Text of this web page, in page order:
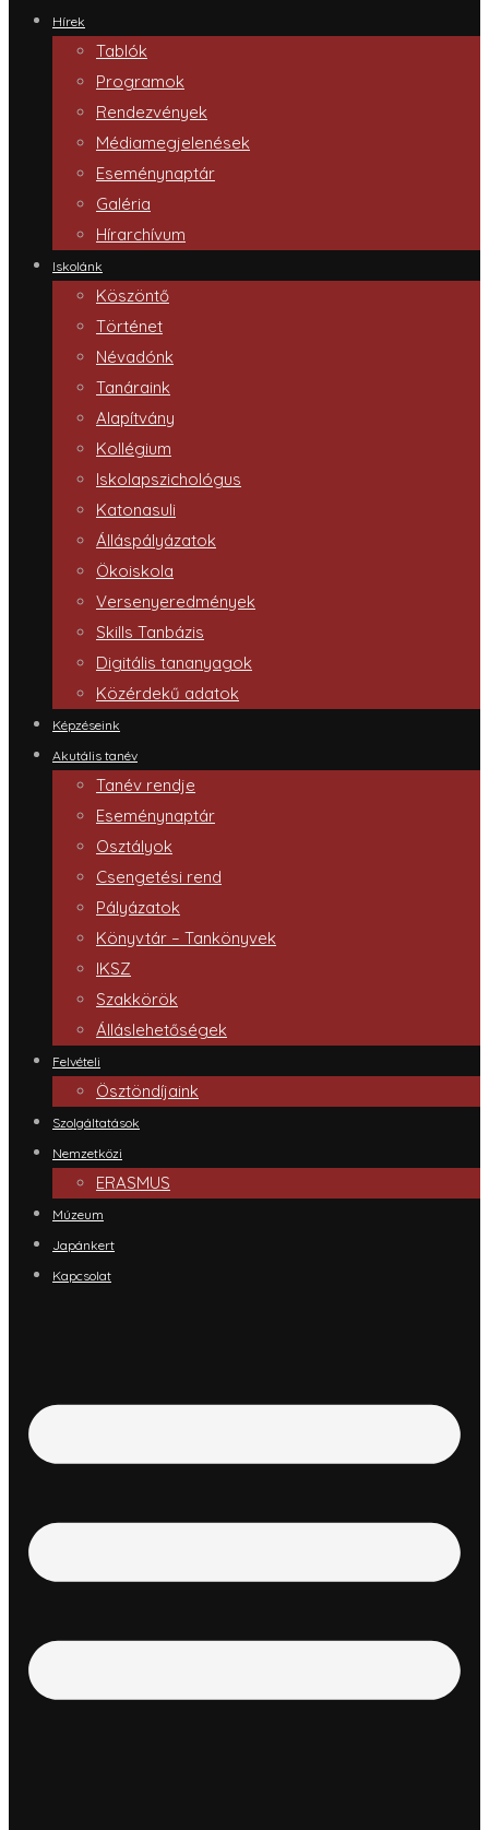
Hírek
Tablók
Programok
Rendezvények
Médiamegjelenések
Eseménynaptár
Galéria
Hírarchívum
Iskolánk
Köszöntő
Történet
Névadónk
Tanáraink
Alapítvány
Kollégium
Iskolapszichológus
Katonasuli
Álláspályázatok
Ökoiskola
Versenyeredmények
Skills Tanbázis
Digitális tananyagok
Közérdekű adatok
Képzéseink
Akutális tanév
Tanév rendje
Eseménynaptár
Osztályok
Csengetési rend
Pályázatok
Könyvtár – Tankönyvek
IKSZ
Szakkörök
Álláslehetőségek
Felvételi
Ösztöndíjaink
Szolgáltatások
Nemzetközi
ERASMUS
Múzeum
Japánkert
Kapcsolat